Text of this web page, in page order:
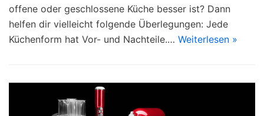
offene oder geschlossene Küche besser ist? Dann
helfen dir vielleicht folgende Überlegungen: Jede
Küchenform hat Vor- und Nachteile.… Weiterlesen »